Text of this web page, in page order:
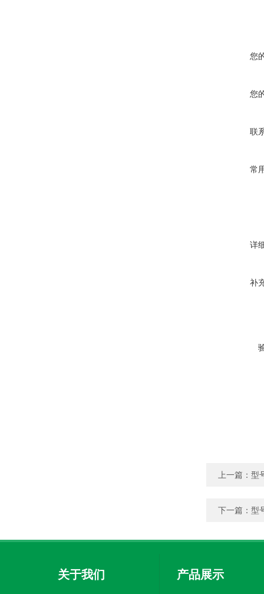
您
您
联
常
详
补
上一篇： 型
下一篇： 型
关于我们 产品展示